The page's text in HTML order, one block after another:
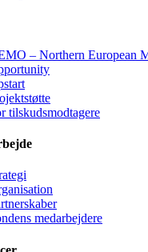
– Northern European
tilskudsmodtagere
medarbejdere